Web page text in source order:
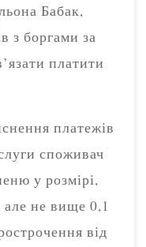
Бабак,
з боргами за
платити
платежів
споживач
у розмірі,
але не вище 0,1
від